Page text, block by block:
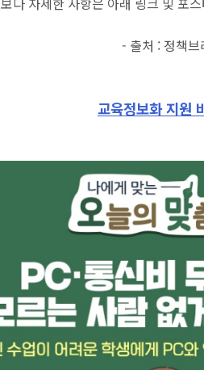
- 출처 : 정책브
교육정보화 지원